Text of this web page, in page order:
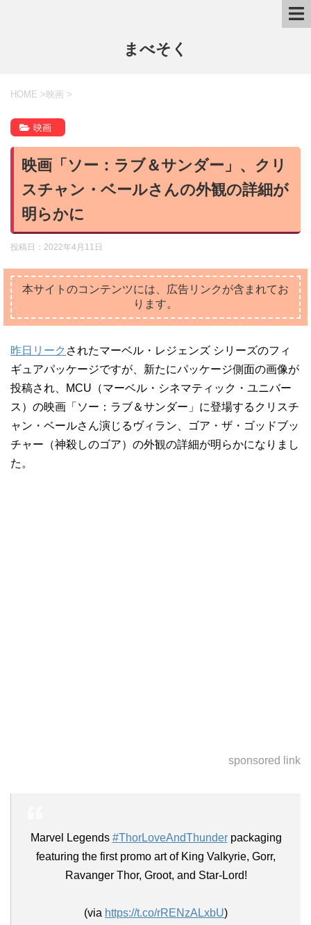
まべそく
HOME > 映画 >
映画
映画「ソー：ラブ＆サンダー」、クリ
スチャン・ベールさんの外観の詳細が
明らかに
投稿日： 2022年4月11日
本サイトのコンテンツには、広告リンクが含まれてお
ります。
昨日リーク されたマーベル・レジェンズ シリーズのフィ
ギュアパッケージですが、新たにパッケージ側面の画像が
投稿され、MCU（マーベル・シネマティック・ユニバー
ス）の映画「ソー：ラブ＆サンダー」に登場するクリスチ
ャン・ベールさん演じるヴィラン、ゴア・ザ・ゴッドブッ
チャー（神殺しのゴア）の外観の詳細が明らかになりまし
た。
sponsored link
Marvel Legends #ThorLoveAndThunderpackaging
featuring the first promo art of King Valkyrie, Gorr,
Ravanger Thor, Groot, and Star-Lord!
(via https://t.co/rRENzALxbU)